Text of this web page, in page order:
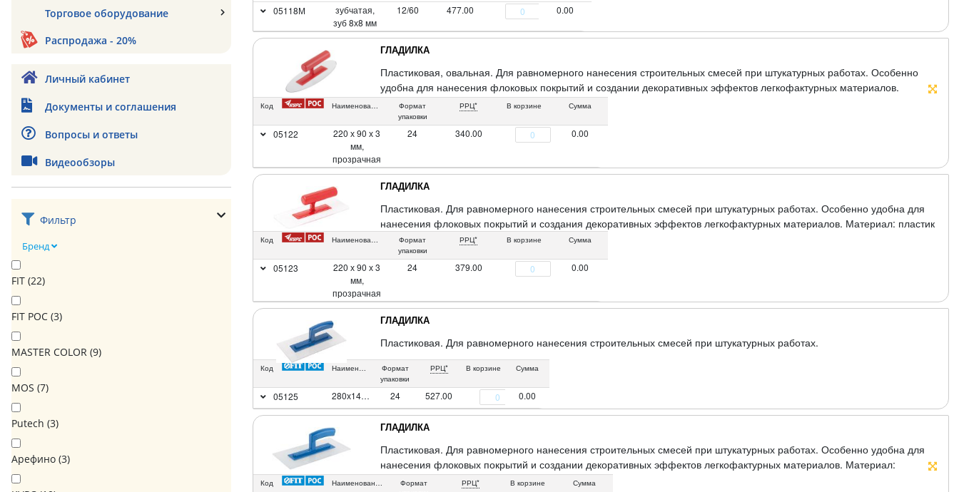
Торговое оборудование
Распродажа - 20%
Личный кабинет
Документы и соглашения
Вопросы и ответы
Видеообзоры
Фильтр
Бренд
FIT (22)
FIT РОС (3)
MASTER COLOR (9)
MOS (7)
Putech (3)
Арефино (3)
05118М
зубчатая,
зуб 8х8 мм
12/60 477.00 0.00
ГЛАДИЛКА
Пластиковая, овальная. Для равномерного нанесения строительных смесей при штукатурных работах. Особенно
удобна для нанесения флоковых покрытий и создании декоративных эффектов легкофактурных материалов.
Материал: пластик.
Код Наименование
Формат
упаковки
РРЦ* В корзине Сумма
05122
220 х 90 х 3
мм,
прозрачная
24 340.00 0.00
ГЛАДИЛКА
Пластиковая. Для равномерного нанесения строительных смесей при штукатурных работах. Особенно удобна для
нанесения флоковых покрытий и создания декоративных эффектов легкофактурных материалов. Материал: пластик
Код Наименование
Формат
упаковки
РРЦ* В корзине Сумма
05123
220 х 90 х 3
мм,
прозрачная
24 379.00 0.00
ГЛАДИЛКА
Пластиковая. Для равномерного нанесения строительных смесей при штукатурных работах.
Код Наименование
Формат
упаковки
РРЦ* В корзине Сумма
05125 280х140х3мм 24 527.00 0.00
ГЛАДИЛКА
Пластиковая. Для равномерного нанесения строительных смесей при штукатурных работах. Особенно удобна для
нанесения флоковых покрытий и создании декоративных эффектов легкофактурных материалов. Материал:
пластик.
Код Наименование
Формат
РРЦ* В корзине Сумма